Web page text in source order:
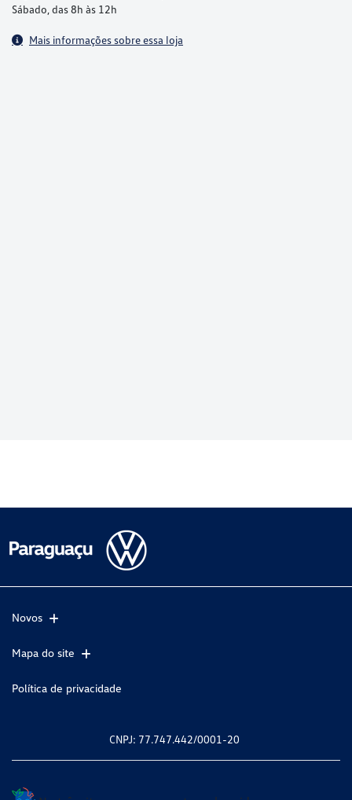
Sábado, das 8h às 12h
Mais informações sobre essa loja
Novos
Mapa do site
Política de privacidade
CNPJ: 77.747.442/0001-20